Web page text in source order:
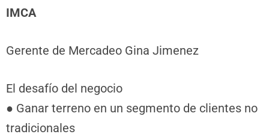
IMCA
Gerente de Mercadeo Gina Jimenez
El desafío del negocio
● Ganar terreno en un segmento de clientes no
tradicionales